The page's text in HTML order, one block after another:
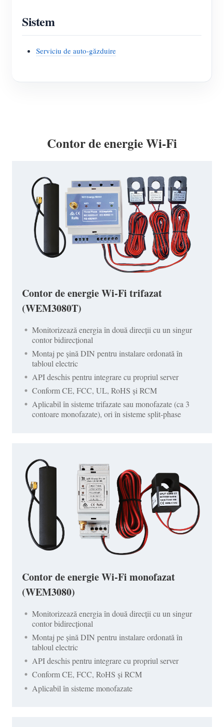
Sistem
Serviciu de auto-găzduire
Contor de energie Wi-Fi
Contor de energie Wi-Fi trifazat
(WEM3080T)
Monitorizează energia în două direcții cu un singur
contor bidirecțional
Montaj pe șină DIN pentru instalare ordonată în
tabloul electric
API deschis pentru integrare cu propriul server
Conform CE, FCC, UL, RoHS și RCM
Aplicabil în sisteme trifazate sau monofazate (ca 3
contoare monofazate), ori în sisteme split-phase
Contor de energie Wi-Fi monofazat
(WEM3080)
Monitorizează energia în două direcții cu un singur
contor bidirecțional
Montaj pe șină DIN pentru instalare ordonată în
tabloul electric
API deschis pentru integrare cu propriul server
Conform CE, FCC, RoHS și RCM
Aplicabil în sisteme monofazate